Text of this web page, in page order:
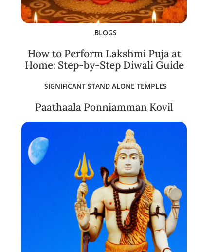
BLOGS
How to Perform Lakshmi Puja at
Home: Step-by-Step Diwali Guide
SIGNIFICANT STAND ALONE TEMPLES
Paathaala Ponniamman Kovil